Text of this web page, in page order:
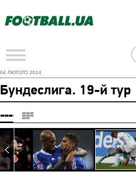
04 ЛЮТОГО 2014
Бундеслига. 19-й тур